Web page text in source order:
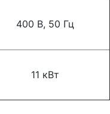
400 В, 50 Гц
11 кВт